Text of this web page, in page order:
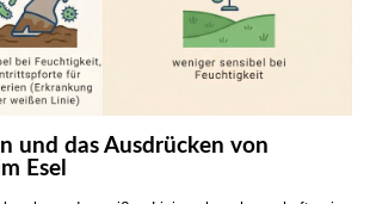
und das Ausdrücken von
Esel